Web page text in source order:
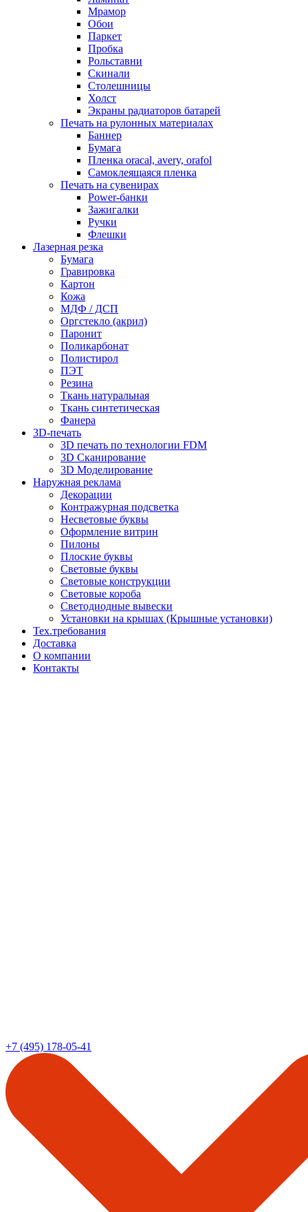
Мрамор
Обои
Паркет
Пробка
Рольставни
Скинали
Столешницы
Холст
Экраны радиаторов батарей
Печать на рулонных материалах
Баннер
Бумага
Пленка oracal, avery, orafol
Самоклеящаяся пленка
Печать на сувенирах
Power-банки
Зажигалки
Ручки
Флешки
Лазерная резка
Бумага
Гравировка
Картон
Кожа
МДФ / ДСП
Оргстекло (акрил)
Паронит
Поликарбонат
Полистирол
ПЭТ
Резина
Ткань натуральная
Ткань синтетическая
Фанера
3D-печать
3D печать по технологии FDM
3D Сканирование
3D Моделирование
Наружная реклама
Декорации
Контражурная подсветка
Несветовые буквы
Оформление витрин
Пилоны
Плоские буквы
Световые буквы
Световые конструкции
Световые короба
Светодиодные вывески
Установки на крышах (Крышные установки)
Тех.требования
Доставка
О компании
Контакты
+7 (495) 178-05-41